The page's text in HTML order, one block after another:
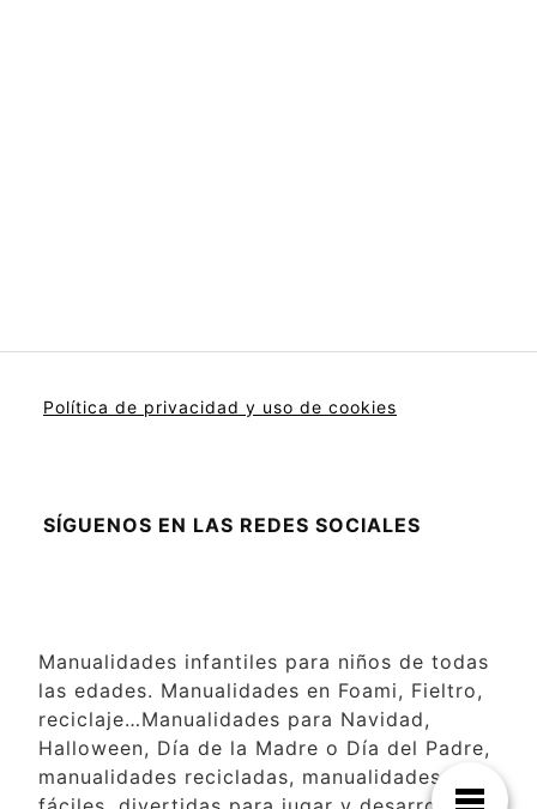
Política de privacidad y uso de cookies
SÍGUENOS EN LAS REDES SOCIALES
Manualidades infantiles para niños de todas
las edades. Manualidades en Foami, Fieltro,
reciclaje…Manualidades para Navidad,
Halloween, Día de la Madre o Día del Padre,
manualidades recicladas, manualidades